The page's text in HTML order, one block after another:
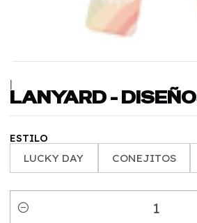
LANYARD -
ESTILO
LUCKY DAY CONEJITOS
Quantity